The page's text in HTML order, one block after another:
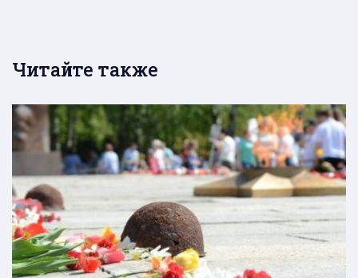
Читайте также